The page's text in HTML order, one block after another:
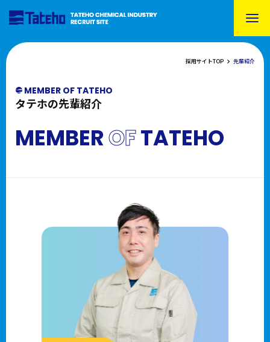
採用サイトTOP 先輩紹介
MEMBER OF TATEHO
タテホの先輩紹介
MEMBEROFTATEHO